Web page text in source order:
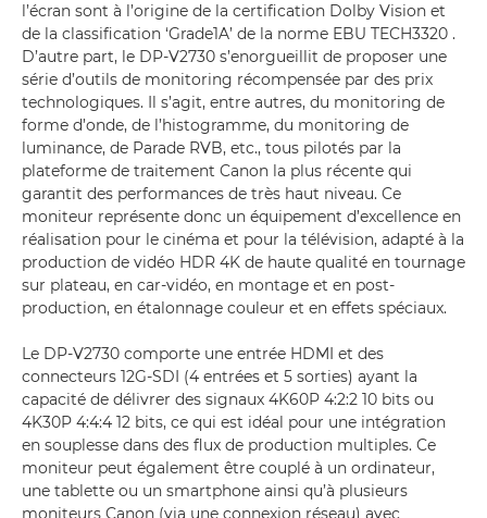
l’écran sont à l’origine de la certification Dolby Vision et
de la classification ‘Grade1A’ de la norme EBU TECH3320 .
D’autre part, le DP-V2730 s’enorgueillit de proposer une
série d’outils de monitoring récompensée par des prix
technologiques. Il s’agit, entre autres, du monitoring de
forme d’onde, de l’histogramme, du monitoring de
luminance, de Parade RVB, etc., tous pilotés par la
plateforme de traitement Canon la plus récente qui
garantit des performances de très haut niveau. Ce
moniteur représente donc un équipement d’excellence en
réalisation pour le cinéma et pour la télévision, adapté à la
production de vidéo HDR 4K de haute qualité en tournage
sur plateau, en car-vidéo, en montage et en post-
production, en étalonnage couleur et en effets spéciaux.
Le DP-V2730 comporte une entrée HDMI et des
connecteurs 12G-SDI (4 entrées et 5 sorties) ayant la
capacité de délivrer des signaux 4K60P 4:2:2 10 bits ou
4K30P 4:4:4 12 bits, ce qui est idéal pour une intégration
en souplesse dans des flux de production multiples. Ce
moniteur peut également être couplé à un ordinateur,
une tablette ou un smartphone ainsi qu’à plusieurs
moniteurs Canon (via une connexion réseau) avec